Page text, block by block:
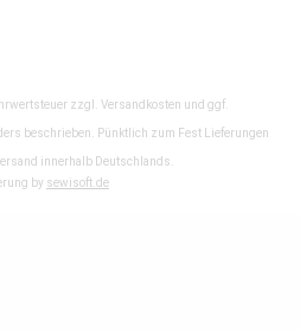
zzgl. Versandkosten und ggf.
beschrieben. Pünktlich zum Fest Lieferungen
innerhalb Deutschlands.
by sewisoft.de